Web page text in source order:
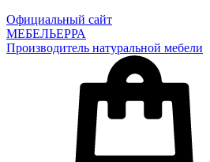
Официальный сайт
МЕБЕЛЬЕРРА
Производитель натуральной мебели